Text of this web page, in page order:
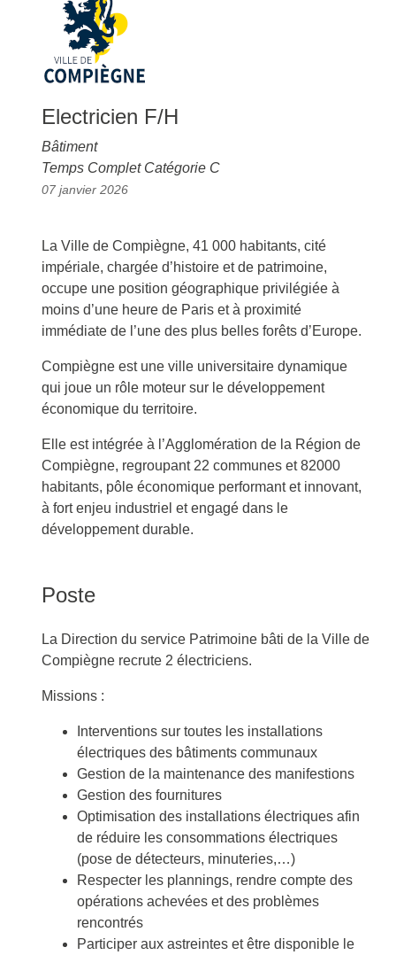
Electricien F/H
Bâtiment
Temps Complet Catégorie C
07 janvier 2026
La Ville de Compiègne, 41 000 habitants, cité
impériale, chargée d’histoire et de patrimoine,
occupe une position géographique privilégiée à
moins d’une heure de Paris et à proximité
immédiate de l’une des plus belles forêts d’Europe.
Compiègne est une ville universitaire dynamique
qui joue un rôle moteur sur le développement
économique du territoire.
Elle est intégrée à l’Agglomération de la Région de
Compiègne, regroupant 22 communes et 82000
habitants, pôle économique performant et innovant,
à fort enjeu industriel et engagé dans le
développement durable.
Poste
La Direction du service Patrimoine bâti de la Ville de
Compiègne recrute 2 électriciens.
Missions :
Interventions sur toutes les installations
électriques des bâtiments communaux
Gestion de la maintenance des manifestions
Gestion des fournitures
Optimisation des installations électriques afin
de réduire les consommations électriques
(pose de détecteurs, minuteries,…)
Respecter les plannings, rendre compte des
opérations achevées et des problèmes
rencontrés
Participer aux astreintes et être disponible le